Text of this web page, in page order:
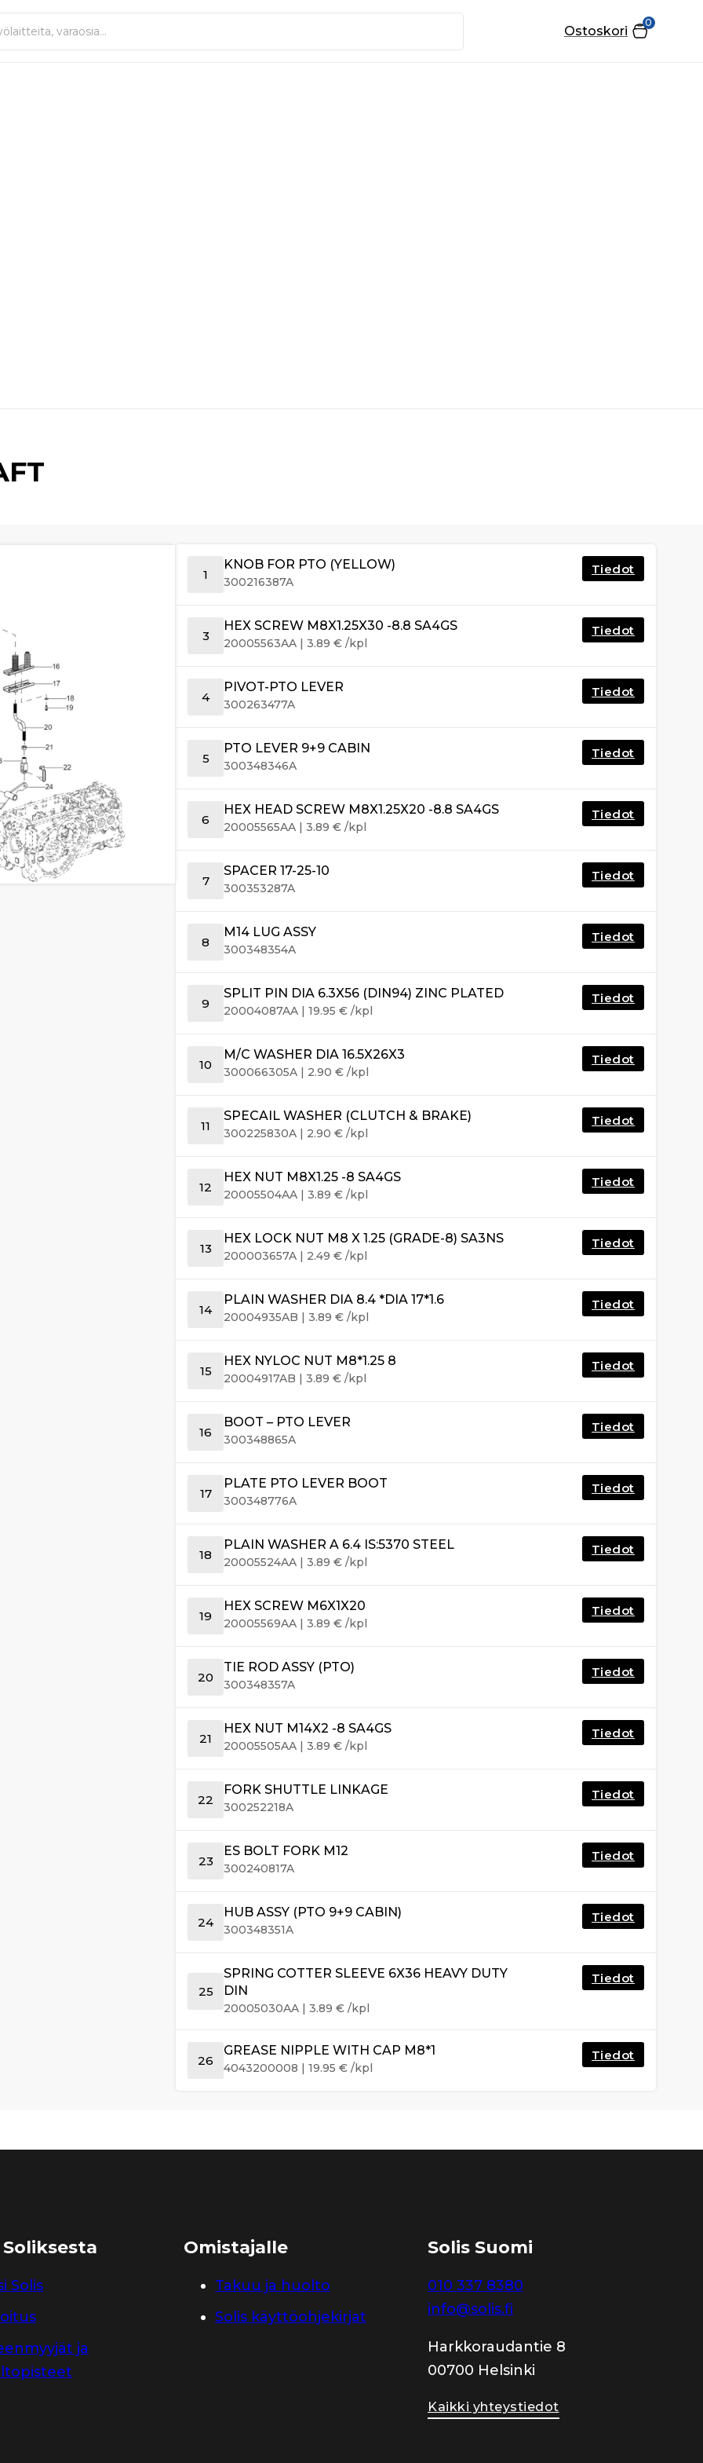
0
Ostoskori
1
KNOB FOR PTO (YELLOW)
300216387A
Tiedot
3
HEX SCREW M8X1.25X30 -8.8 SA4GS
20005563AA |3.89€ /kpl
Tiedot
4
PIVOT-PTO LEVER
300263477A
Tiedot
5
PTO LEVER 9+9 CABIN
300348346A
Tiedot
6
HEX HEAD SCREW M8X1.25X20 -8.8 SA4GS
20005565AA |3.89€ /kpl
Tiedot
7
SPACER 17-25-10
300353287A
Tiedot
8
M14 LUG ASSY
300348354A
Tiedot
9
SPLIT PIN DIA 6.3X56 (DIN94) ZINC PLATED
20004087AA |19.95€ /kpl
Tiedot
10
M/C WASHER DIA 16.5X26X3
300066305A | 2.90€ /kpl
Tiedot
11
SPECAIL WASHER (CLUTCH & BRAKE)
300225830A | 2.90€ /kpl
Tiedot
12
HEX NUT M8X1.25 -8 SA4GS
20005504AA |3.89€ /kpl
Tiedot
13
HEX LOCK NUT M8 X 1.25 (GRADE-8) SA3NS
200003657A | 2.49€ /kpl
Tiedot
14
PLAIN WASHER DIA 8.4 *DIA 17*1.6
20004935AB |3.89€ /kpl
Tiedot
15
HEX NYLOC NUT M8*1.25 8
20004917AB |3.89€ /kpl
Tiedot
16
BOOT – PTO LEVER
300348865A
Tiedot
17
PLATE PTO LEVER BOOT
300348776A
Tiedot
18
PLAIN WASHER A 6.4 IS:5370 STEEL
20005524AA |3.89€ /kpl
Tiedot
19
HEX SCREW M6X1X20
20005569AA |3.89€ /kpl
Tiedot
20
TIE ROD ASSY (PTO)
300348357A
Tiedot
21
HEX NUT M14X2 -8 SA4GS
20005505AA |3.89€ /kpl
Tiedot
22
FORK SHUTTLE LINKAGE
300252218A
Tiedot
23
ES BOLT FORK M12
300240817A
Tiedot
24
HUB ASSY (PTO 9+9 CABIN)
300348351A
Tiedot
25
SPRING COTTER SLEEVE 6X36 HEAVY DUTY
DIN
20005030AA |3.89€ /kpl
Tiedot
26
GREASE NIPPLE WITH CAP M8*1
4043200008 |19.95€ /kpl
Tiedot
Solis
ja
Omistajalle
Takuu ja huolto
Solis käyttöohjekirjat
Solis Suomi
010 337 8380
info@solis.fi
Harkkoraudantie 8
00700 Helsinki
Kaikki yhteystiedot